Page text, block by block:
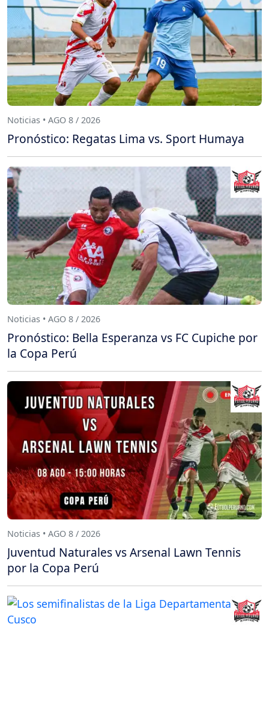
Noticias • AGO 8 / 2026
Pronóstico: Regatas Lima vs. Sport Humaya
Noticias • AGO 8 / 2026
Pronóstico: Bella Esperanza vs FC Cupiche por
la Copa Perú
Noticias • AGO 8 / 2026
Juventud Naturales vs Arsenal Lawn Tennis
por la Copa Perú